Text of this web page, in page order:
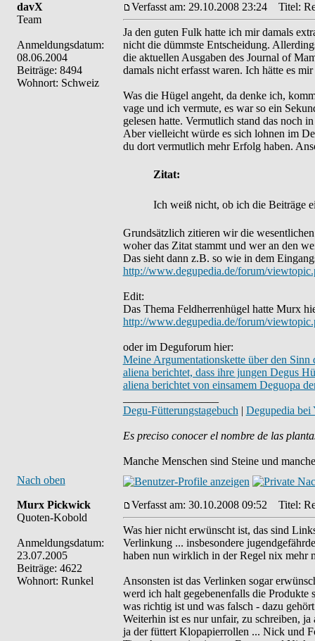
davX
Team
Anmeldungsdatum:
08.06.2004
Beiträge: 8494
Wohnort: Schweiz
Verfasst am: 29.10.2008 23:24 Titel:
Ja den guten Fulk hatte ich mir damals
nicht die dümmste Entscheidung.
die aktuellen Ausgaben des Journal of
damals nicht erfasst waren. Ich hätte es
Was die Hügel angeht, da denke ich,
vage und ich vermute, es war so ein
gelesen hatte. Vermutlich stand das noch
Aber vielleicht würde es sich lohnen im
du dort vermutlich mehr Erfolg haben.
Zitat:
Ich weiß nicht, ob ich die Beiträge
Grundsätzlich zitieren wir die
woher das Zitat stammt und wer an den
Das sieht dann z.B. so wie in dem
http://www.degupedia.de/forum/
Edit:
Das Thema Feldherrenhügel hatte Murx
http://www.degupedia.de/forum/
oder im Deguforum hier:
Meine Argumentationskette über den
aliena berichtet, dass ihre jungen Degus
aliena berichtet von einsamem Deguopa
Degu-Fütterungstagebuch | Degupedia bei
Es preciso conocer el nombre de las
Manche Menschen sind Steine und
Nach oben
Murx Pickwick
Quoten-Kobold
Anmeldungsdatum:
23.07.2005
Beiträge: 4622
Wohnort: Runkel
Verfasst am: 30.10.2008 09:52 Titel:
Was hier nicht erwünscht ist, das sind
Verlinkung ... insbesondere
haben nun wirklich in der Regel nix mehr
Ansonsten ist das Verlinken sogar
werd ich halt gegebenenfalls die Produkte
was richtig ist und was falsch - dazu
Weiterhin ist es nur unfair, zu schreiben,
ja der füttert Klopapierrollen ... Nick und